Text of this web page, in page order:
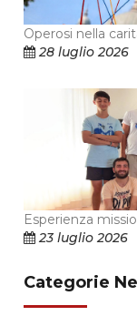
Operosi nella
28 luglio 2026
Esperienza
23 luglio 2026
Categorie